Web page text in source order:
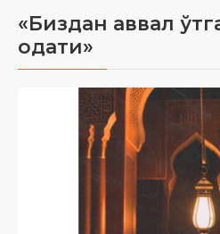
«Биздан аввал
одати»